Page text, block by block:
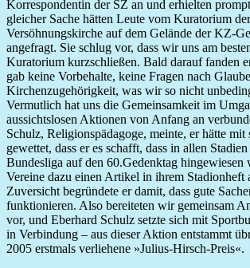
Korrespondentin der SZ an und erhielten
gleicher Sache hätten Leute vom Kuratorium
Versöhnungskirche auf dem Gelände der KZ-
angefragt. Sie schlug vor, dass wir uns am
Kuratorium kurzschließen. Bald darauf fanden
gab keine Vorbehalte, keine Fragen nach
Kirchenzugehörigkeit, was wir so nicht
Vermutlich hat uns die Gemeinsamkeit im
aussichtslosen Aktionen von Anfang an
Schulz, Religionspädagoge, meinte, er hätte mit
gewettet, dass er es schafft, dass in allen
Bundesliga auf den 60.Gedenktag hingewiesen
Vereine dazu einen Artikel in ihrem Stadionheft
Zuversicht begründete er damit, dass gute
funktionieren. Also bereiteten wir gemeinsam
vor, und Eberhard Schulz setzte sich mit
in Verbindung – aus dieser Aktion entstammt
2005 erstmals verliehene »Julius-Hirsch-Preis«.